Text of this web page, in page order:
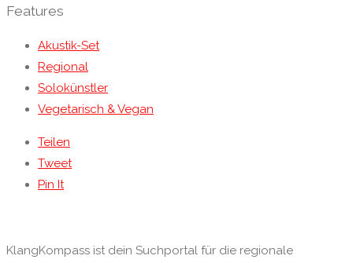
Features
Akustik-Set
Regional
Solokünstler
Vegetarisch & Vegan
Teilen
Tweet
Pin It
KlangKompass ist dein Suchportal für die regionale